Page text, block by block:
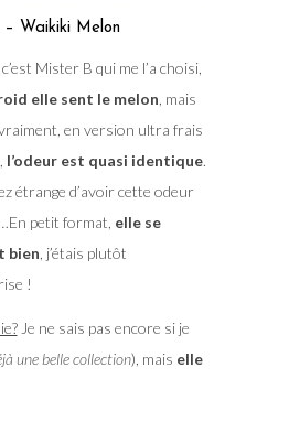
– Waikiki Melon
Mister B qui me l’a choisi,
elle sent le melon , mais
en version ultra frais
l’odeur est quasi identique.
étrange d’avoir cette odeur
petit format, elle se
bien , j’étais plutôt
!
Je ne sais pas encore si je
une belle collection), mais elle